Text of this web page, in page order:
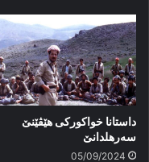
داستانا خواکورکی هێڤێنێ
سه‌رهلدانێ
05/09/2024